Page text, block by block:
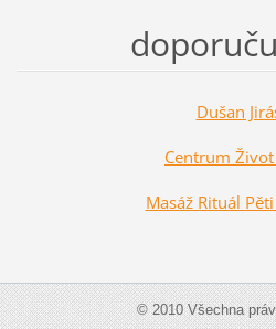
Dušan
Centrum
Masáž Rituál
© 2010 Všechna